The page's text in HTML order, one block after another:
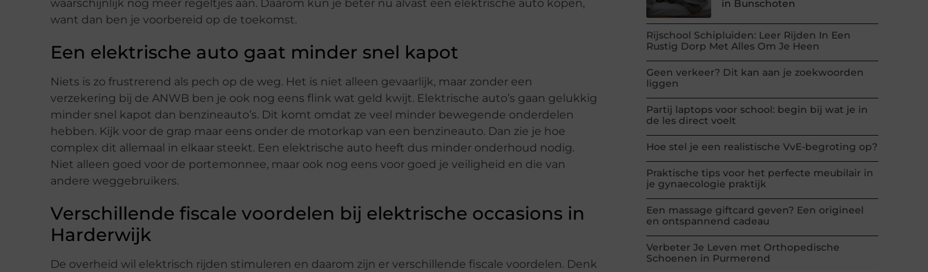
waarschijnlijk nog meer regeltjes aan. Daarom kun je beter nu alvast een elektrische auto kopen,
want dan ben je voorbereid op de toekomst.
Een elektrische auto gaat minder snel kapot
Niets is zo frustrerend als pech op de weg. Het is niet alleen gevaarlijk, maar zonder een
verzekering bij de ANWB ben je ook nog eens flink wat geld kwijt. Elektrische auto’s gaan gelukkig
minder snel kapot dan benzineauto’s. Dit komt omdat ze veel minder bewegende onderdelen
hebben. Kijk voor de grap maar eens onder de motorkap van een benzineauto. Dan zie je hoe
complex dit allemaal in elkaar steekt. Een elektrische auto heeft dus minder onderhoud nodig.
Niet alleen goed voor de portemonnee, maar ook nog eens voor goed je veiligheid en die van
andere weggebruikers.
Verschillende fiscale voordelen bij elektrische occasions in
Harderwijk
De overheid wil elektrisch rijden stimuleren en daarom zijn er verschillende fiscale voordelen. Denk
in Bunschoten
Rijschool Schipluiden: Leer Rijden In Een
Rustig Dorp Met Alles Om Je Heen
Geen verkeer? Dit kan aan je zoekwoorden
liggen
Partij laptops voor school: begin bij wat je in
de les direct voelt
Hoe stel je een realistische VvE-begroting op?
Praktische tips voor het perfecte meubilair in
je gynaecologie praktijk
Een massage giftcard geven? Een origineel
en ontspannend cadeau
Verbeter Je Leven met Orthopedische
Schoenen in Purmerend